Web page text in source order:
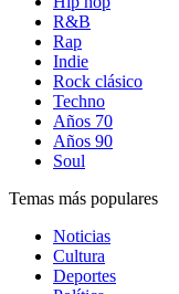
R&B
Rap
Indie
Rock clásico
Techno
Años 70
Años 90
Soul
Temas más populares
Noticias
Cultura
Deportes